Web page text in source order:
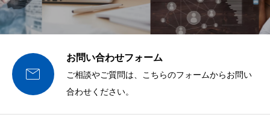

お問い合わせフォーム
ご相談やご質問は、こちらのフォームからお問い
合わせください。